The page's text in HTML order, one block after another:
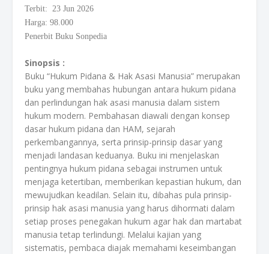
Terbit: 23 Jun 2026
Harga: 98.000
Penerbit Buku Sonpedia
Sinopsis :
Buku “Hukum Pidana & Hak Asasi Manusia” merupakan
buku yang membahas hubungan antara hukum pidana
dan perlindungan hak asasi manusia dalam sistem
hukum modern. Pembahasan diawali dengan konsep
dasar hukum pidana dan HAM, sejarah
perkembangannya, serta prinsip-prinsip dasar yang
menjadi landasan keduanya. Buku ini menjelaskan
pentingnya hukum pidana sebagai instrumen untuk
menjaga ketertiban, memberikan kepastian hukum, dan
mewujudkan keadilan. Selain itu, dibahas pula prinsip-
prinsip hak asasi manusia yang harus dihormati dalam
setiap proses penegakan hukum agar hak dan martabat
manusia tetap terlindungi. Melalui kajian yang
sistematis, pembaca diajak memahami keseimbangan